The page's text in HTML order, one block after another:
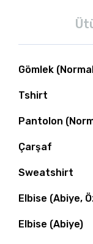
Gömlek
Tshirt
Pantolon
Çarşaf
Sweatshirt
Elbise (Abiye,
Elbise (Abiye)